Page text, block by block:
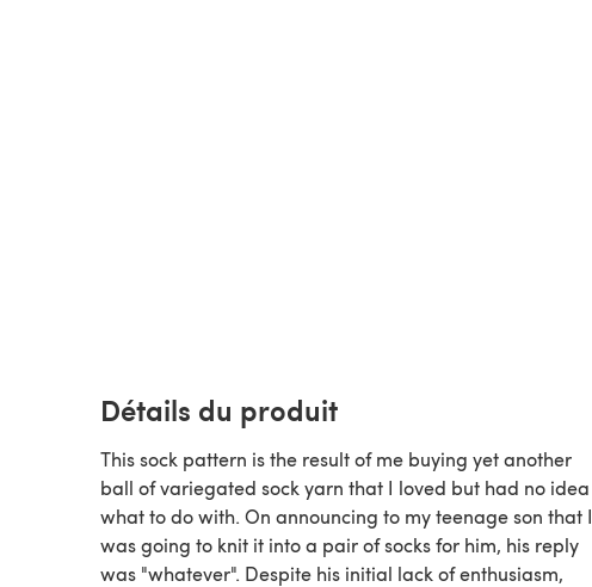
Détails du produit
This sock pattern is the result of me buying yet another
ball of variegated sock yarn that I loved but had no idea
what to do with. On announcing to my teenage son that I
was going to knit it into a pair of socks for him, his reply
was "whatever". Despite his initial lack of enthusiasm,